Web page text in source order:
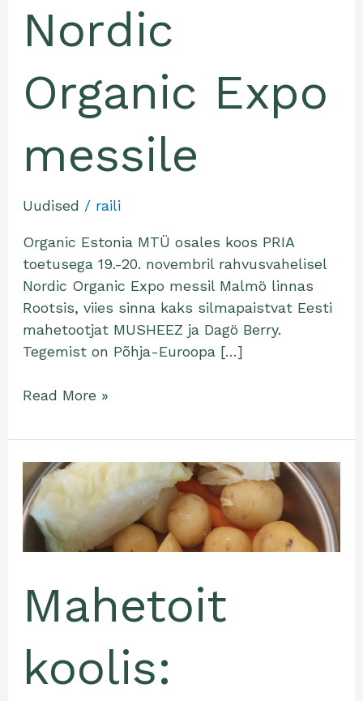
Nordic
Organic Expo
messile
Uudised / raili
Organic Estonia MTÜ osales koos PRIA
toetusega 19.-20. novembril rahvusvahelisel
Nordic Organic Expo messil Malmö linnas
Rootsis, viies sinna kaks silmapaistvat Eesti
mahetootjat MUSHEEZ ja Dagö Berry.
Tegemist on Põhja-Euroopa […]
Read More »
Mahetoit
koolis:
Mahetoit
koolis:
puhtus,
hind